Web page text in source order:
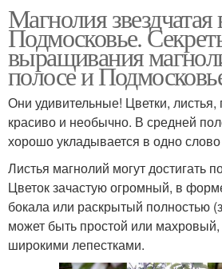
Магнолия звездчатая
Подмосковье.
выращивания
полосе и
Они удивительные! Цветки,
красиво и необычно. В средней
хорошо укладывается в одно
Листья магнолий могут достигать
Цветок зачастую огромный, в
бокала или раскрытый полностью
может быть простой или махровый,
широкими лепестками.